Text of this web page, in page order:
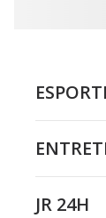
JR 24H